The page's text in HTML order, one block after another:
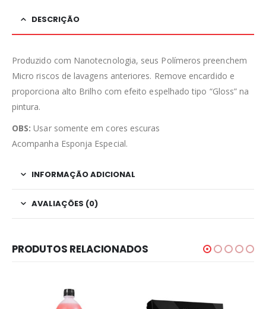
DESCRIÇÃO
Produzido com Nanotecnologia, seus Polímeros preenchem
Micro riscos de lavagens anteriores. Remove encardido e
proporciona alto Brilho com efeito espelhado tipo “Gloss” na
pintura.
OBS: Usar somente em cores escuras
Acompanha Esponja Especial.
INFORMAÇÃO ADICIONAL
AVALIAÇÕES (0)
PRODUTOS RELACIONADOS